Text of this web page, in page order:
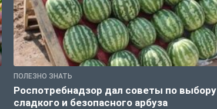
ПОЛЕЗНО ЗНАТЬ
Роспотребнадзор дал советы по выбору
сладкого и безопасного арбуза